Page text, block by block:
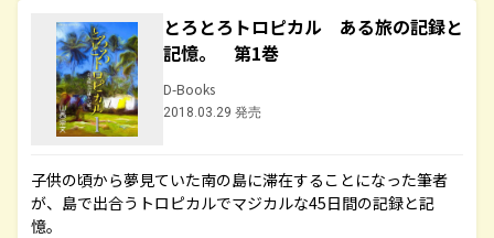
とろとろトロピカル ある旅の記録と
記憶。 第1巻
D-Books
2018.03.29 発売
子供の頃から夢見ていた南の島に滞在することになった筆者
が、島で出合うトロピカルでマジカルな45日間の記録と記
憶。